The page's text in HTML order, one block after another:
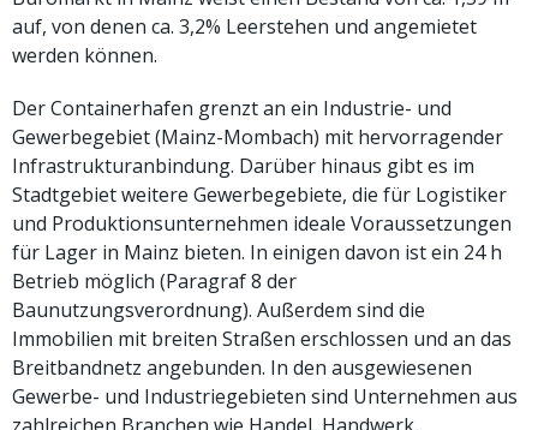
auf, von denen ca. 3,2% Leerstehen und angemietet
werden können.
Der Containerhafen grenzt an ein Industrie- und
Gewerbegebiet (Mainz-Mombach) mit hervorragender
Infrastrukturanbindung. Darüber hinaus gibt es im
Stadtgebiet weitere Gewerbegebiete, die für Logistiker
und Produktionsunternehmen ideale Voraussetzungen
für Lager in Mainz bieten. In einigen davon ist ein 24 h
Betrieb möglich (Paragraf 8 der
Baunutzungsverordnung). Außerdem sind die
Immobilien mit breiten Straßen erschlossen und an das
Breitbandnetz angebunden. In den ausgewiesenen
Gewerbe- und Industriegebieten sind Unternehmen aus